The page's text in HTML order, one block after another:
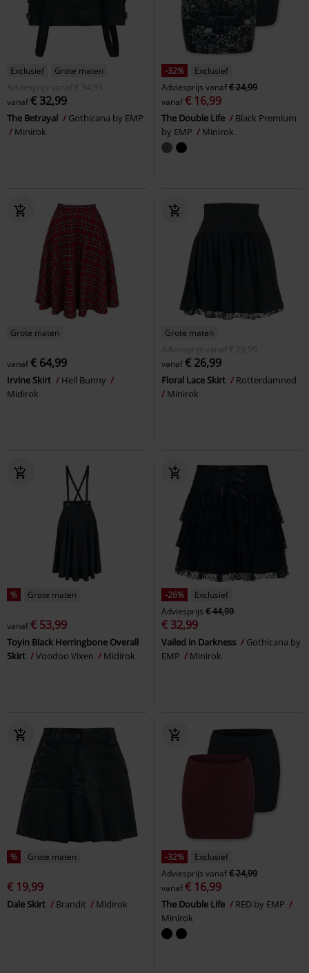
Exclusief
Grote maten
Adviesprijs
vanaf € 34,99
vanaf€ 32,99
The Betrayal
Gothicana by EMP
Minirok
-32%
Exclusief
Adviesprijs vanaf€ 24,99
vanaf€ 16,99
The Double Life
Black Premium
by EMP
Minirok
Grote maten
vanaf€ 64,99
Irvine Skirt
Hell Bunny
Midirok
Grote maten
Adviesprijs
vanaf € 29,99
vanaf€ 26,99
Floral Lace Skirt
Rotterdamned
Minirok
% Grote maten
vanaf€ 53,99
Toyin Black Herringbone Overall
Skirt
Voodoo Vixen Midirok
-26%
Exclusief
Adviesprijs € 44,99
€ 32,99
Vailed in Darkness
Gothicana by
EMP
Minirok
% Grote maten
€ 19,99
Dale Skirt Brandit Midirok
-32%
Exclusief
Adviesprijs vanaf€ 24,99
vanaf€ 16,99
The Double Life
RED by EMP
Minirok